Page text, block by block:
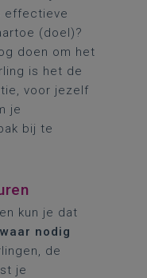
effectieve
(doel)?
doen om het
is het de
voor jezelf
je
bij te
kun je dat
nodig
de
je